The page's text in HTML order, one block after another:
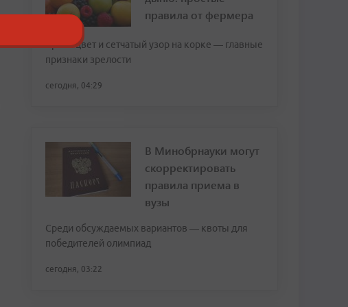
правила от фермера
Яркий цвет и сетчатый узор на корке — главные
признаки зрелости
сегодня, 04:29
В Минобрнауки могут
скорректировать
правила приема в
вузы
Среди обсуждаемых вариантов — квоты для
победителей олимпиад
сегодня, 03:22